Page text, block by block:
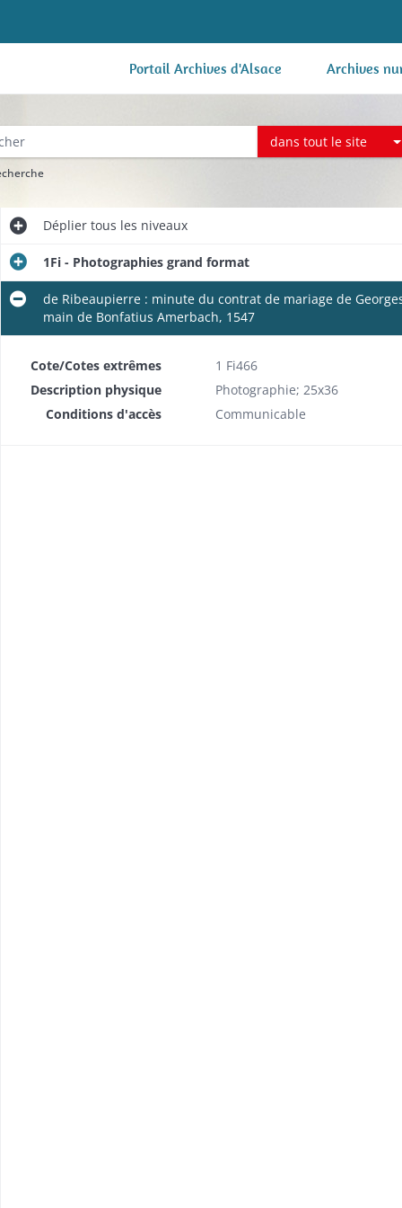
Portail Archives d'Alsace Archives
dans tout le site
Dépliertous les niveaux
1Fi - Photographies grand format
de Ribeaupierre : minute du contrat de mariage de
main de Bonfatius Amerbach, 1547
Cote/Cotes extrêmes
1 Fi466
Description physique
Photographie; 25x36
Conditions d'accès
Communicable